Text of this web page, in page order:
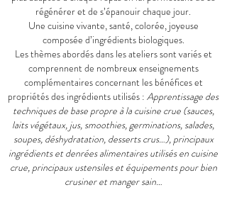
régénérer et de s’épanouir chaque jour.
Une cuisine vivante, santé, colorée, joyeuse
composée d’ingrédients biologiques.
Les thèmes abordés dans les ateliers sont variés et
comprennent de nombreux enseignements
complémentaires concernant les bénéfices et
propriétés des ingrédients utilisés : Apprentissage des
techniques de base propre à la cuisine crue (sauces,
laits végétaux, jus, smoothies, germinations, salades,
soupes, déshydratation, desserts crus…), principaux
ingrédients et denrées alimentaires utilisés en cuisine
crue, principaux ustensiles et équipements pour bien
crusiner et manger sain…